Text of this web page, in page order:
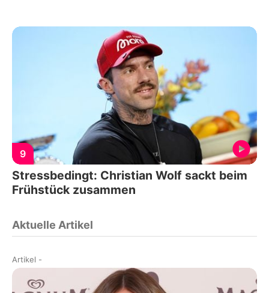
9
Stressbedingt: Christian Wolf sackt beim
Frühstück zusammen
Aktuelle Artikel
Artikel -